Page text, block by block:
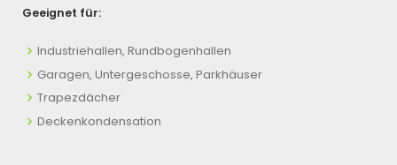
Geeignet für:
Industriehallen, Rundbogenhallen
Garagen, Untergeschosse, Parkhäuser
Trapezdächer
Deckenkondensation